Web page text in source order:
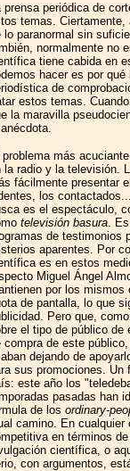
prensa periódica de
temas. Ciertamente,
lo paranormal sin
normalmente no
tiene cabida en
hacer es por
de
estos temas.
la maravilla
anécdota.
problema más
la radio y la televisión.
fácilmente presentar
los
es el espectáculo,
televisión basura.
de testimonios
aparentes. Por
es en estos
Miguel Ángel
por los mismos
de pantalla, lo que
Pero que,
el tipo de público de
compra de este
dejando de
sus promociones. Un
este año los
pasadas han
de los ordinary-
camino. En cualquier
en términos
científica, o
con argumentos,